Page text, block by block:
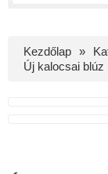
Kezdőlap
Új kalocsai blúz